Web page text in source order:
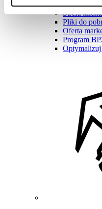
Program
Strefa
Pliki do
Oferta
Program
Optymalizuj